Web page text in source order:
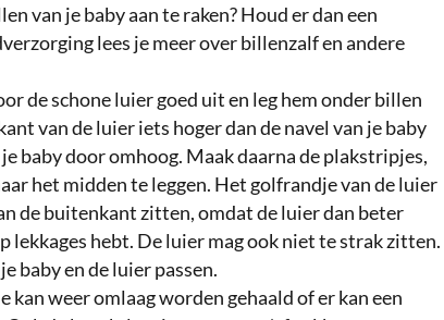
van je baby aan te raken? Houd er dan een
lees je meer over billenzalf en andere
de schone luier goed uit en leg hem onder billen
van de luier iets hoger dan de navel van je baby
baby door omhoog. Maak daarna de plakstripjes,
het midden te leggen. Het golfrandje van de luier
de buitenkant zitten, omdat de luier dan beter
lekkages hebt. De luier mag ook niet te strak zitten.
baby en de luier passen.
weer omlaag worden gehaald of er kan een